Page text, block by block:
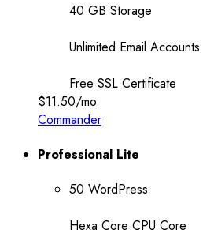
40 GB Storage
Unlimited Email Accounts
Free SSL Certificate
$11.50/mo
Commander
Professional Lite
50 WordPress
Hexa Core CPU Core